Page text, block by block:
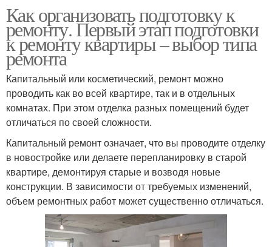
Как организовать подготовку к
ремонту. Первый этап подготовки
к ремонту квартиры – выбор типа
ремонта
Капитальный или косметический, ремонт можно
проводить как во всей квартире, так и в отдельных
комнатах. При этом отделка разных помещений будет
отличаться по своей сложности.
Капитальный ремонт означает, что вы проводите отделку
в новостройке или делаете перепланировку в старой
квартире, демонтируя старые и возводя новые
конструкции. В зависимости от требуемых изменений,
объем ремонтных работ может существенно отличаться.